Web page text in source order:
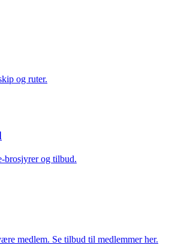
og ruter.
brosjyrer og tilbud.
medlem. Se tilbud til medlemmer her.